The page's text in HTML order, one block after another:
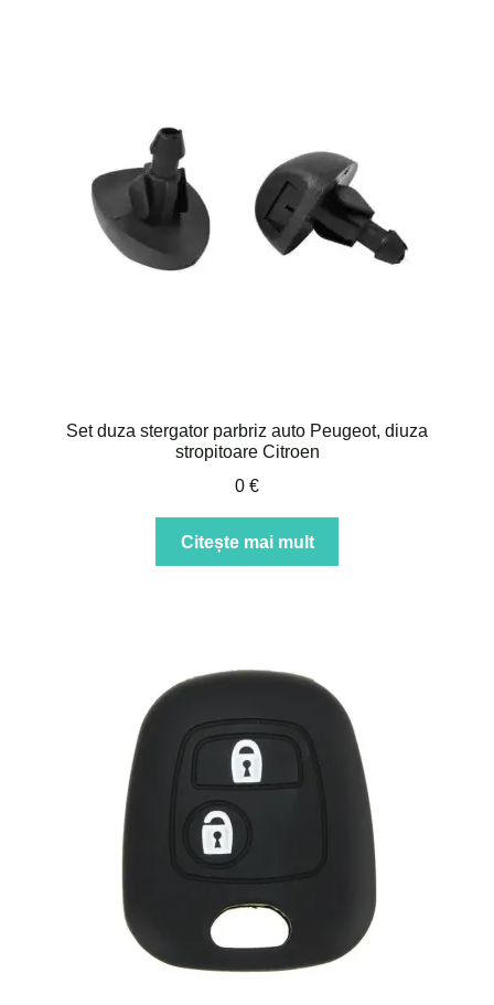
Set duza stergator parbriz auto Peugeot, diuza
stropitoare Citroen
0 €
Citește mai mult